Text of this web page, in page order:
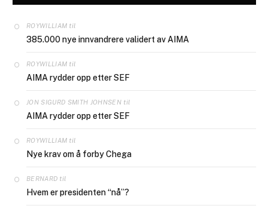
ROYWILLIAM til
385.000 nye innvandrere validert av AIMA
ROYWILLIAM til
AIMA rydder opp etter SEF
JON SIGURD SMITH JOHNSENtil
AIMA rydder opp etter SEF
ROYWILLIAM til
Nye krav om å forby Chega
BERNARD til
Hvem er presidenten “nå”?